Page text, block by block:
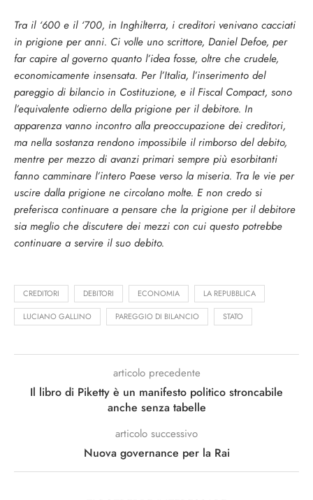
Tra il ‘600 e il ‘700, in Inghilterra, i creditori venivano cacciati
in prigione per anni. Ci volle uno scrittore, Daniel Defoe, per
far capire al governo quanto l’idea fosse, oltre che crudele,
economicamente insensata. Per l’Italia, l’inserimento del
pareggio di bilancio in Costituzione, e il Fiscal Compact, sono
l’equivalente odierno della prigione per il debitore. In
apparenza vanno incontro alla preoccupazione dei creditori,
ma nella sostanza rendono impossibile il rimborso del debito,
mentre per mezzo di avanzi primari sempre più esorbitanti
fanno camminare l’intero Paese verso la miseria. Tra le vie per
uscire dalla prigione ne circolano molte. E non credo si
preferisca continuare a pensare che la prigione per il debitore
sia meglio che discutere dei mezzi con cui questo potrebbe
continuare a servire il suo debito.
CREDITORI DEBITORI ECONOMIA LA REPUBBLICA
LUCIANO GALLINO PAREGGIO DI BILANCIO STATO
articolo precedente
Il libro di Piketty è un manifesto politico stroncabile
anche senza tabelle
articolo successivo
Nuova governance per la Rai